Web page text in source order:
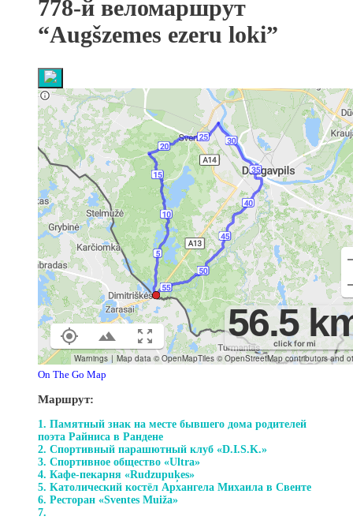
778-й веломаршрут
“Augšzemes ezeru loki”
On The Go Map
Маршрут:
1. Памятный знак на месте бывшего дома родителей
поэта Райниса в Рандене
2. Спортивный парашютный клуб «D.I.S.K.»
3. Спортивное общество «Ultra»
4. Кафе-пекарня «Rudzupuķes»
5. Kатолический костёл Архангела Михаила в Свенте
6. Ресторан «Sventes Muiža»
7.